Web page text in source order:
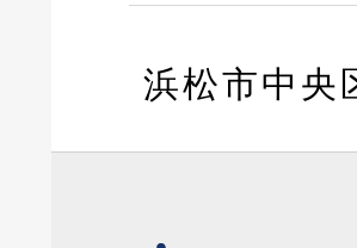
浜松市中央